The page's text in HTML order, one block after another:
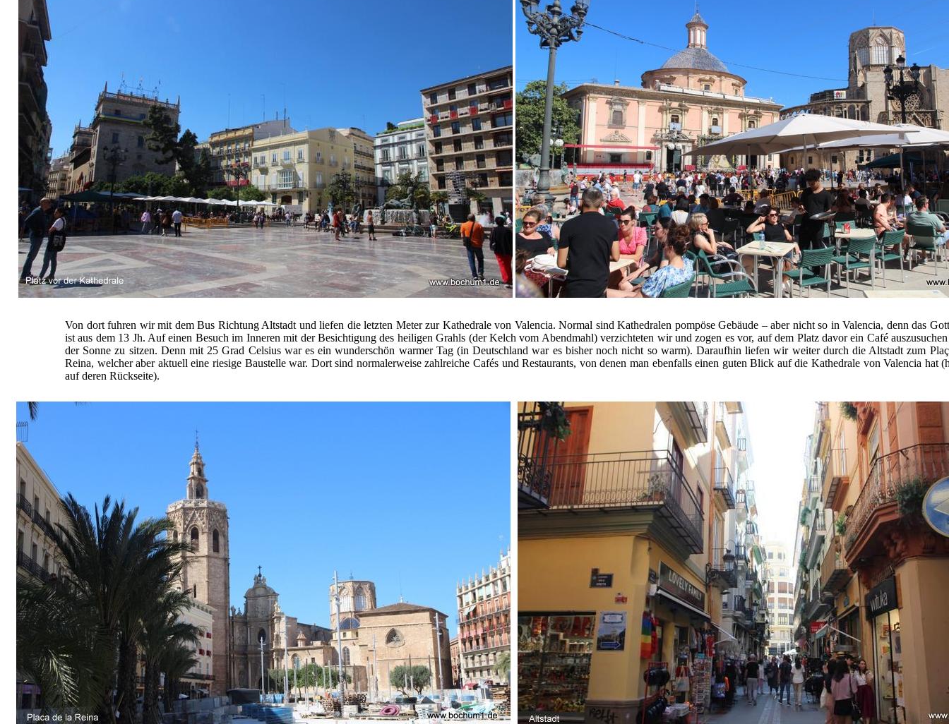
Von dort fuhren wir mit dem Bus Richtung Altstadt und liefen die letzten Meter zur Kathedrale von Valencia. Normal sind Kathedralen pompöse Gebäude – aber nicht so in Valencia, denn das
ist aus dem 13 Jh. Auf einen Besuch im Inneren mit der Besichtigung des heiligen Grahls (der Kelch vom Abendmahl) verzichteten wir und zogen es vor, auf dem Platz davor ein Café
der Sonne zu sitzen. Denn mit 25 Grad Celsius war es ein wunderschön warmer Tag (in Deutschland war es bisher noch nicht so warm). Daraufhin liefen wir weiter durch die Altstadt zum
Reina, welcher aber aktuell eine riesige Baustelle war. Dort sind normalerweise zahlreiche Cafés und Restaurants, von denen man ebenfalls einen guten Blick auf die Kathedrale von Valencia hat
auf deren Rückseite).